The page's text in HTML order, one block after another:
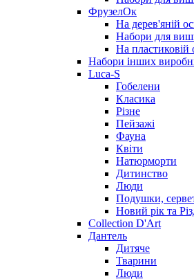
ФрузелОк
На дерев'яній
Набори для
На пластиковій
Набори інших
Luca-S
Гобелени
Класика
Різне
Пейзажі
Фауна
Квіти
Натюрморти
Дитинство
Люди
Подушки,
Новий рік та
Collection D'Art
Дантель
Дитяче
Тварини
Люди